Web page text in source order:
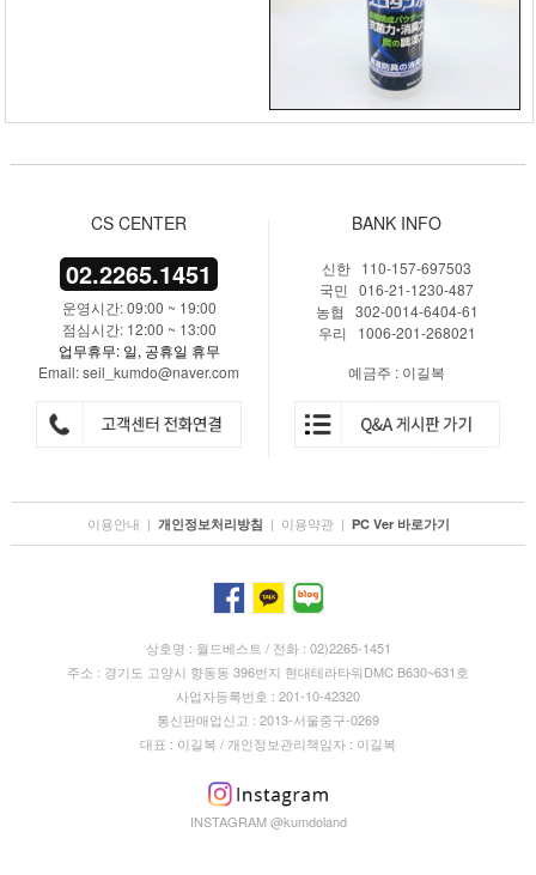
CS CENTER
02.2265.1451
운영시간: 09:00 ~ 19:00
점심시간: 12:00 ~ 13:00
업무휴무: 일, 공휴일 휴무
Email: seil_kumdo@naver.com
BANK INFO
신한 110-157-697503
국민 016-21-1230-487
농협 302-0014-6404-61
우리 1006-201-268021
예금주 : 이길복
이용안내 | 개인정보처리방침 | 이용약관 | PC Ver 바로가기
상호명 : 월드베스트 / 전화 : 02)2265-1451
주소 : 경기도 고양시 향동동 396번지 현대테라타워DMC B630~631호
사업자등록번호 : 201-10-42320
통신판매업신고 : 2013-서울중구-0269
대표 : 이길복 / 개인정보관리책임자 : 이길복
INSTAGRAM @kumdoland